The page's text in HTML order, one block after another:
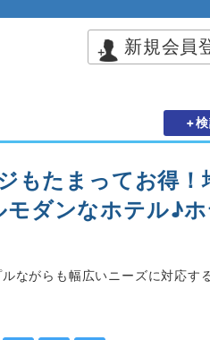
新規会員
+
もたまってお得！
ダンなホテル♪
ながらも幅広いニーズに対応す